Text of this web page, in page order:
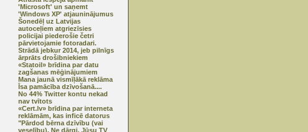
'Microsoft' un saņemt
'Windows XP' atjauninājumus
Šonedēļ uz Latvijas
autoceļiem atgriezīsies
policijai piederošie četri
pārvietojamie fotoradari.
Strādā jebkur 2014, jeb pilnīgs
ārprāts drošibniekiem
«Statoil» brīdina par datu
zagšanas mēģinājumiem
Mana jaunā vismīļākā reklāma
Īsa pamācība dzīvošanā....
No 44% Twitter kontu nekad
nav tvītots
«Cert.lv» brīdina par interneta
reklāmām, kas inficē datorus
"Pārdod bērna dzīvību (vai
veselību). Ne dārgi. Jūsu TV